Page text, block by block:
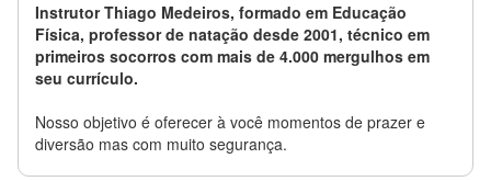
Instrutor Thiago Medeiros, formado em Educação
Física, professor de natação desde 2001, técnico em
primeiros socorros com mais de 4.000 mergulhos em
seu currículo.
Nosso objetivo é oferecer à você momentos de prazer e
diversão mas com muito segurança.